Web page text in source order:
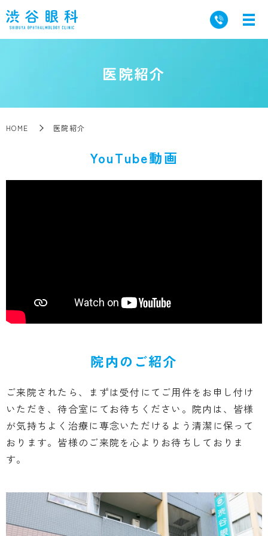
医院紹介
HOME 医院紹介
YouTube動画
院内のご紹介
ご来院されたら、まずは受付にてご用件をお申し付け
いただき、待合室にてお待ちください。院内は、皆様
が気持ちよく治療に専念いただけるよう清潔に保って
おります。皆様のご来院を心よりお待ちしておりま
す。